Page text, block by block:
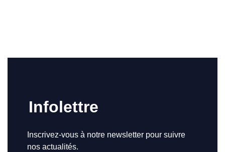
Infolettre
Inscrivez-vous à notre newsletter pour suivre
nos actualités.